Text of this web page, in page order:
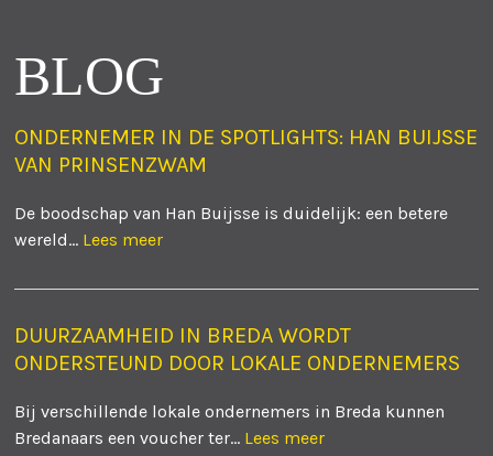
BLOG
ONDERNEMER IN DE SPOTLIGHTS: HAN BUIJSSE
VAN PRINSENZWAM
De boodschap van Han Buijsse is duidelijk: een betere
wereld... Lees meer
DUURZAAMHEID IN BREDA WORDT
ONDERSTEUND DOOR LOKALE ONDERNEMERS
Bij verschillende lokale ondernemers in Breda kunnen
Bredanaars een voucher ter... Lees meer